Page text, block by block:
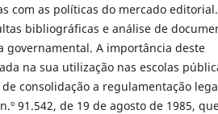
com as políticas do mercado
bibliográficas e análise de
governamental. A importância deste
na sua utilização nas escolas
consolidação a regulamentação
91.542, de 19 de agosto de 1985,